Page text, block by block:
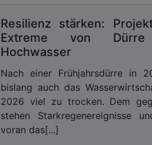
Resilienz stärken:
Extreme von
Hochwasser
Nach einer Frühjahrsdürre in
bislang auch das
2026 viel zu trocken. Dem
stehen Starkregenereignisse
voran das[...]